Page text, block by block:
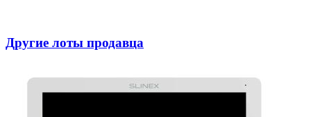
Другие лоты продавца